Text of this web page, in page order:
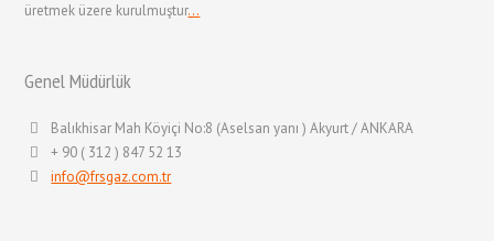
üretmek üzere kurulmuştur...
Genel Müdürlük
Balıkhisar Mah Köyiçi No:8 (Aselsan yanı ) Akyurt / ANKARA
+ 90 ( 312 ) 847 52 13
info@frsgaz.com.tr